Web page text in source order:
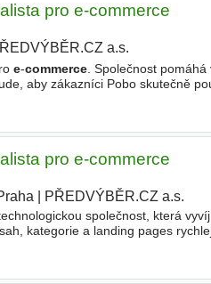
pro e-commerce
a.s.
e-commerce. Společnost
aby zákazníci Pobo skutečně
pro e-commerce
PŘEDVÝBĚR.CZ a.s.
společnost, která
kategorie a landing pages